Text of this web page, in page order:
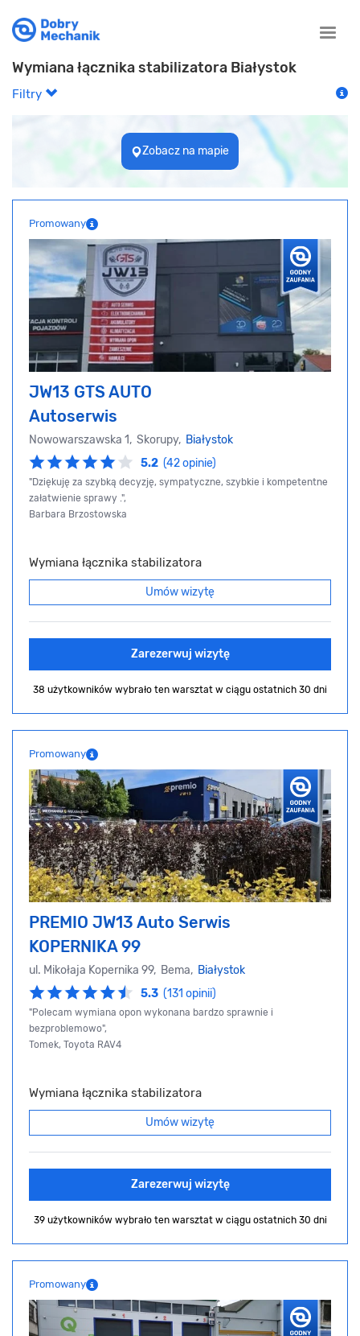
Toggle
Wymiana łącznika stabilizatora Białystok
Filtry
Zobacz na mapie
Promowany
JW13 GTS AUTO
Autoserwis
Nowowarszawska 1, Skorupy, Białystok
5.2 (42 opinie)
"Dziękuję za szybką decyzję, sympatyczne, szybkie i kompetentne
załatwienie sprawy .",
Barbara Brzostowska
Wymiana łącznika stabilizatora
Umów wizytę
Zarezerwuj wizytę
38 użytkowników wybrało ten warsztat w ciągu ostatnich 30 dni
Promowany
PREMIO JW13 Auto Serwis
KOPERNIKA 99
ul. Mikołaja Kopernika 99, Bema, Białystok
5.3 (131 opinii)
"Polecam wymiana opon wykonana bardzo sprawnie i
bezproblemowo",
Tomek, Toyota RAV4
Wymiana łącznika stabilizatora
Umów wizytę
Zarezerwuj wizytę
39 użytkowników wybrało ten warsztat w ciągu ostatnich 30 dni
Promowany